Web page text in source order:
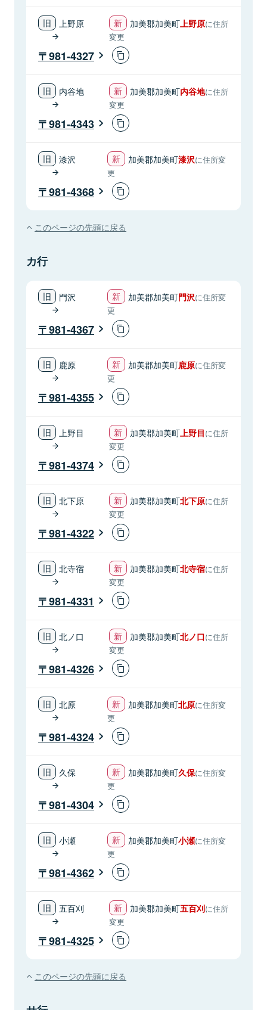
上野原 加美郡加美町上野原に住所
変更
981-4327
内谷地 加美郡加美町内谷地に住所
変更
981-4343
漆沢 加美郡加美町漆沢に住所変
更
981-4368
このページの先頭に戻る
カ行
門沢 加美郡加美町門沢に住所変
更
981-4367
鹿原 加美郡加美町鹿原に住所変
更
981-4355
上野目 加美郡加美町上野目に住所
変更
981-4374
北下原 加美郡加美町北下原に住所
変更
981-4322
北寺宿 加美郡加美町北寺宿に住所
変更
981-4331
北ノ口 加美郡加美町北ノ口に住所
変更
981-4326
北原 加美郡加美町北原に住所変
更
981-4324
久保 加美郡加美町久保に住所変
更
981-4304
小瀬 加美郡加美町小瀬に住所変
更
981-4362
五百刈 加美郡加美町五百刈に住所
変更
981-4325
このページの先頭に戻る